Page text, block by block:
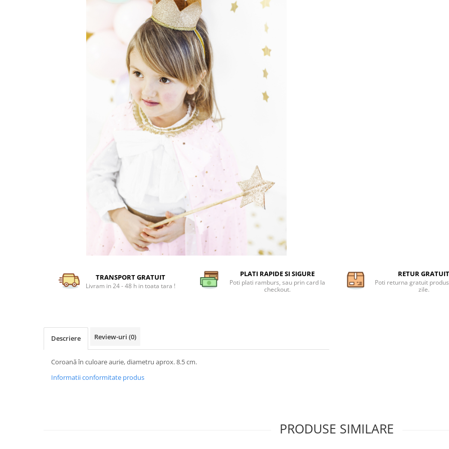
TRANSPORT GRATUIT
Livram in 24 - 48 h in toata tara !
PLATI RAPIDE SI SIGURE
Poti plati ramburs, sau prin card la
checkout.
RETUR
Poti returna gratuit
zile.
Descriere Review-uri (0)
Coroană în culoare aurie, diametru aprox. 8.5 cm.
Informatii conformitate produs
PRODUSE SIMILARE